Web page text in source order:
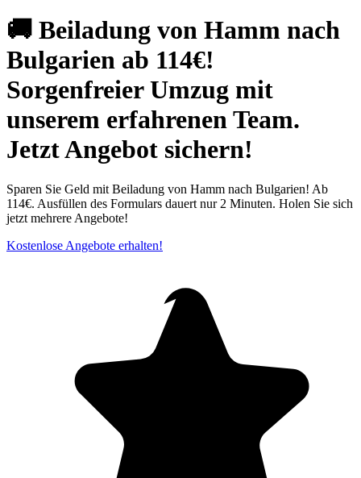
🚚 Beiladung von Hamm nach
Bulgarien ab 114€!
Sorgenfreier Umzug mit
unserem erfahrenen Team.
Jetzt Angebot sichern!
Sparen Sie Geld mit Beiladung von Hamm nach Bulgarien! Ab
114€. Ausfüllen des Formulars dauert nur 2 Minuten. Holen Sie sich
jetzt mehrere Angebote!
Kostenlose Angebote erhalten!